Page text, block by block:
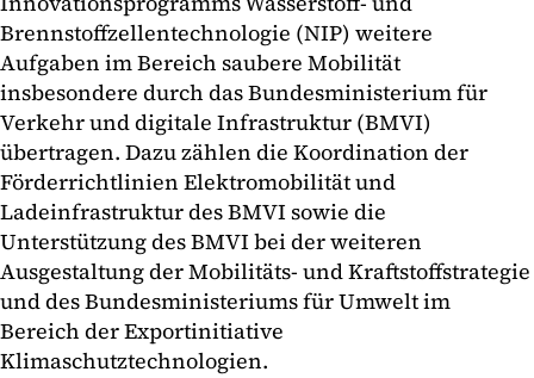
Brennstoffzellentechnologie (NIP) weitere
Aufgaben im Bereich saubere Mobilität
insbesondere durch das Bundesministerium für
Verkehr und digitale Infrastruktur (BMVI)
übertragen. Dazu zählen die Koordination der
Förderrichtlinien Elektromobilität und
Ladeinfrastruktur des BMVI sowie die
Unterstützung des BMVI bei der weiteren
Ausgestaltung der Mobilitäts- und Kraftstoffstrategie
und des Bundesministeriums für Umwelt im
Bereich der Exportinitiative
Klimaschutztechnologien.